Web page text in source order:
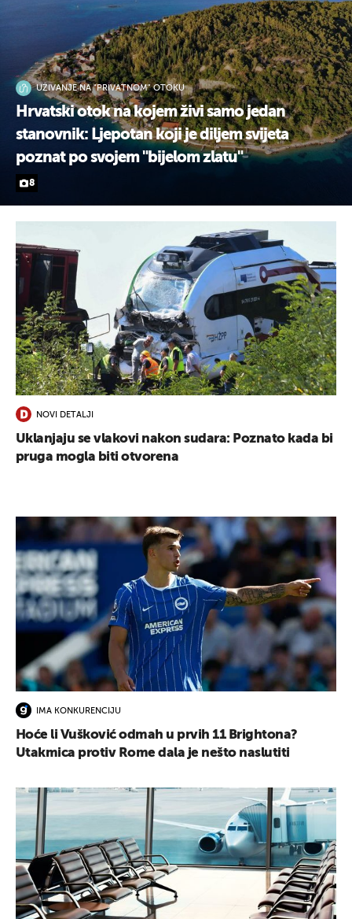
8
UŽIVANJE NA "PRIVATNOM" OTOKU
Hrvatski otok na kojem živi samo jedan
stanovnik: Ljepotan koji je diljem svijeta
poznat po svojem "bijelom zlatu"
NOVI DETALJI
Uklanjaju se vlakovi nakon sudara: Poznato kada bi
pruga mogla biti otvorena
IMA KONKURENCIJU
Hoće li Vušković odmah u prvih 11 Brightona?
Utakmica protiv Rome dala je nešto naslutiti